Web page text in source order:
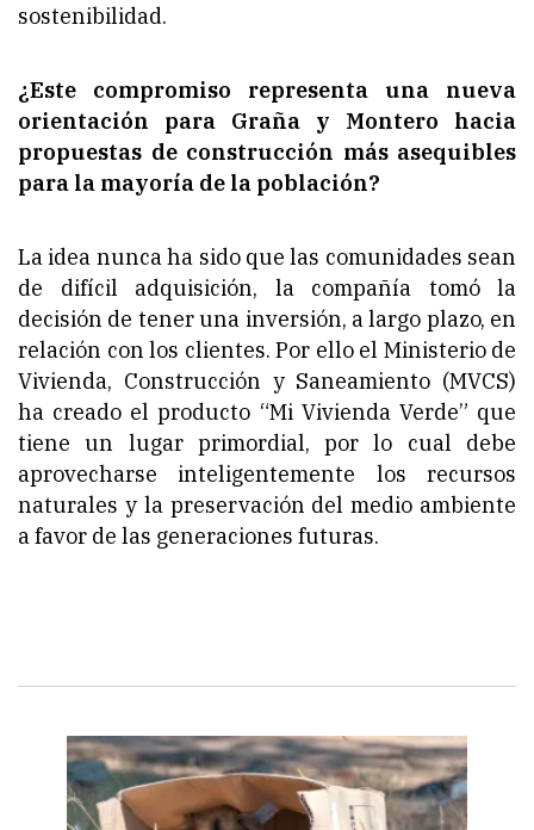
sostenibilidad.
¿Este compromiso representa una nueva
orientación para Graña y Montero hacia
propuestas de construcción más asequibles
para la mayoría de la población?
La idea nunca ha sido que las comunidades sean
de difícil adquisición, la compañía tomó la
decisión de tener una inversión, a largo plazo, en
relación con los clientes. Por ello el Ministerio de
Vivienda, Construcción y Saneamiento (MVCS)
ha creado el producto “Mi Vivienda Verde” que
tiene un lugar primordial, por lo cual debe
aprovecharse inteligentemente los recursos
naturales y la preservación del medio ambiente
a favor de las generaciones futuras.